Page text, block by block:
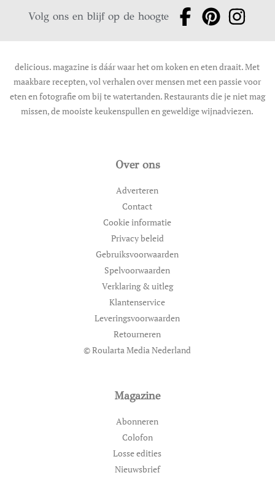
Volg ons en blijf op de hoogte
delicious. magazine is dáár waar het om koken en eten draait. Met
maakbare recepten, vol verhalen over mensen met een passie voor
eten en fotografie om bij te watertanden. Restaurants die je niet mag
missen, de mooiste keukenspullen en geweldige wijnadviezen.
Over ons
Adverteren
Contact
Cookie informatie
Privacy beleid
Gebruiksvoorwaarden
Spelvoorwaarden
Verklaring & uitleg
Klantenservice
Leveringsvoorwaarden
Retourneren
© Roularta Media Nederland
Magazine
Abonneren
Colofon
Losse edities
Nieuwsbrief